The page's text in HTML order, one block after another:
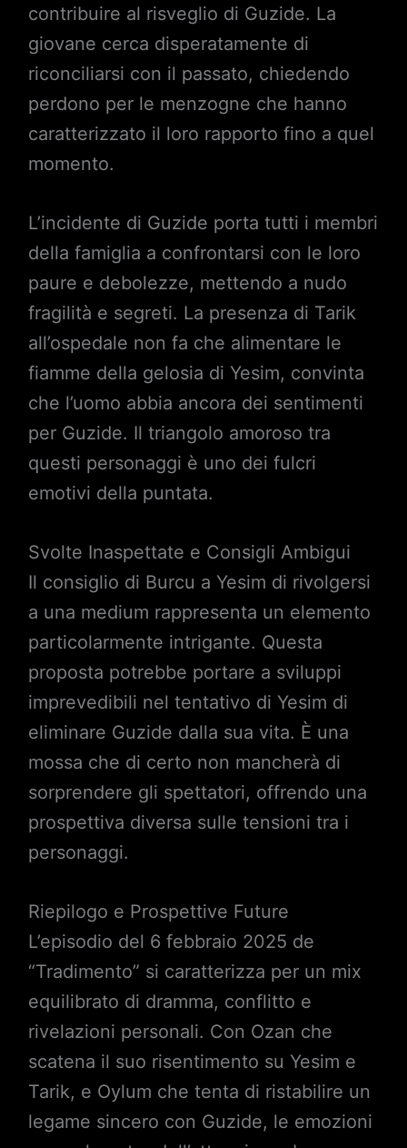
contribuire al risveglio di Guzide. La
giovane cerca disperatamente di
riconciliarsi con il passato, chiedendo
perdono per le menzogne che hanno
caratterizzato il loro rapporto fino a quel
momento.
L’incidente di Guzide porta tutti i membri
della famiglia a confrontarsi con le loro
paure e debolezze, mettendo a nudo
fragilità e segreti. La presenza di Tarik
all’ospedale non fa che alimentare le
fiamme della gelosia di Yesim, convinta
che l’uomo abbia ancora dei sentimenti
per Guzide. Il triangolo amoroso tra
questi personaggi è uno dei fulcri
emotivi della puntata.
Svolte Inaspettate e Consigli Ambigui
Il consiglio di Burcu a Yesim di rivolgersi
a una medium rappresenta un elemento
particolarmente intrigante. Questa
proposta potrebbe portare a sviluppi
imprevedibili nel tentativo di Yesim di
eliminare Guzide dalla sua vita. È una
mossa che di certo non mancherà di
sorprendere gli spettatori, offrendo una
prospettiva diversa sulle tensioni tra i
personaggi.
Riepilogo e Prospettive Future
L’episodio del 6 febbraio 2025 de
“Tradimento” si caratterizza per un mix
equilibrato di dramma, conflitto e
rivelazioni personali. Con Ozan che
scatena il suo risentimento su Yesim e
Tarik, e Oylum che tenta di ristabilire un
legame sincero con Guzide, le emozioni